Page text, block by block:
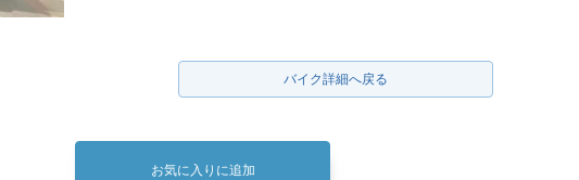
バイク詳細へ戻る
お気に入りに追加